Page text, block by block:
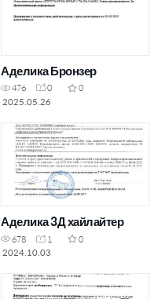
Аделика Бронзер
476 0
0
2025.05.26
Аделика 3Д хайлайтер
678 1
0
2024.10.03